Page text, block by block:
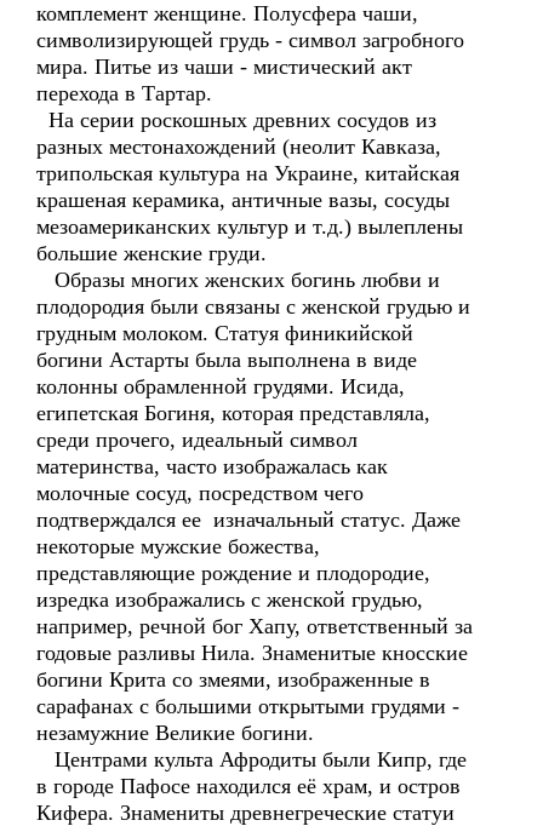
комплемент женщине. Полусфера чаши,
символизирующей грудь - символ загробного
мира. Питье из чаши - мистический акт
перехода в Тартар.
На серии роскошных древних сосудов из
разных местонахождений (неолит Кавказа,
трипольская культура на Украине, китайская
крашеная керамика, античные вазы, сосуды
мезоамериканских культур и т.д.) вылеплены
большие женские груди.
Образы многих женских богинь любви и
плодородия были связаны с женской грудью и
грудным молоком. Статуя финикийской
богини Астарты была выполнена в виде
колонны обрамленной грудями. Исида,
египетская Богиня, которая представляла,
среди прочего, идеальный символ
материнства, часто изображалась как
молочные сосуд, посредством чего
подтверждался ее изначальный статус. Даже
некоторые мужские божества,
представляющие рождение и плодородие,
изредка изображались с женской грудью,
например, речной бог Хапу, ответственный за
годовые разливы Нила. Знаменитые кносские
богини Крита со змеями, изображенные в
сарафанах с большими открытыми грудями -
незамужние Великие богини.
Центрами культа Афродиты были Кипр, где
в городе Пафосе находился её храм, и остров
Кифера. Знамениты древнегреческие статуи